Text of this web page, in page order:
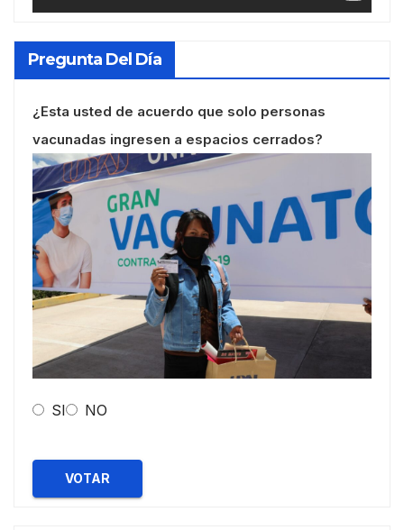
Pregunta Del Día
¿Esta usted de acuerdo que solo personas
vacunadas ingresen a espacios cerrados?
SI NO
VOTAR